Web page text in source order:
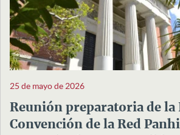
25 de mayo de 2026
Reunión preparatoria de la
Convención de la Red